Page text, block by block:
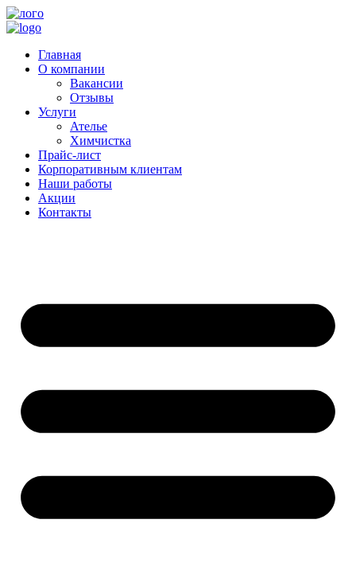
Главная
О компании
Вакансии
Отзывы
Услуги
Ателье
Химчистка
Прайс-лист
Корпоративным клиентам
Наши работы
Акции
Контакты